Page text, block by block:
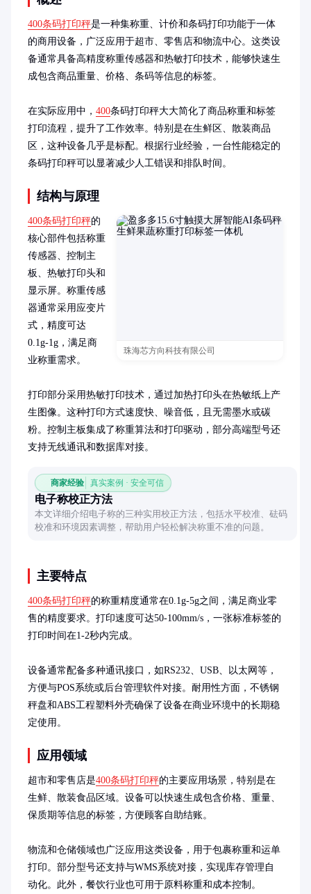
400条码打印秤是一种集称重、计价和条码打印功能于一体
的商用设备，广泛应用于超市、零售店和物流中心。这类设
备通常具备高精度称重传感器和热敏打印技术，能够快速生
成包含商品重量、价格、条码等信息的标签。
在实际应用中， 400条码打印秤大大简化了商品称重和标签
打印流程，提升了工作效率。特别是在生鲜区、散装商品
区，这种设备几乎是标配。根据行业经验，一台性能稳定的
条码打印秤可以显著减少人工错误和排队时间。
结构与原理
珠海芯方向科技有限公司
400条码打印秤的
核心部件包括称重
传感器、控制主
板、热敏打印头和
显示屏。称重传感
器通常采用应变片
式，精度可达
0.1g-1g，满足商
业称重需求。
打印部分采用热敏打印技术，通过加热打印头在热敏纸上产
生图像。这种打印方式速度快、噪音低，且无需墨水或碳
粉。控制主板集成了称重算法和打印驱动，部分高端型号还
支持无线通讯和数据库对接。
商家经验 真实案例 · 安全可信
电子称校正方法
本文详细介绍电子称的三种实用校正方法，包括水平校准、砝码
校准和环境因素调整，帮助用户轻松解决称重不准的问题。
主要特点
400条码打印秤的称重精度通常在0.1g-5g之间，满足商业零
售的精度要求。打印速度可达50-100mm/s，一张标准标签的
打印时间在1-2秒内完成。
设备通常配备多种通讯接口，如RS232、USB、以太网等，
方便与POS系统或后台管理软件对接。耐用性方面，不锈钢
秤盘和ABS工程塑料外壳确保了设备在商业环境中的长期稳
定使用。
应用领域
超市和零售店是400条码打印秤的主要应用场景，特别是在
生鲜、散装食品区域。设备可以快速生成包含价格、重量、
保质期等信息的标签，方便顾客自助结账。
物流和仓储领域也广泛应用这类设备，用于包裹称重和运单
打印。部分型号还支持与WMS系统对接，实现库存管理自
动化。此外，餐饮行业也可用于原料称重和成本控制。